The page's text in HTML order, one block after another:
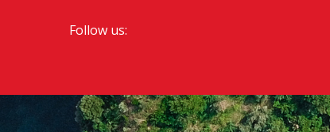
Follow us: